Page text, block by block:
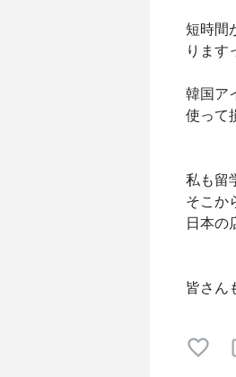
短時間
ります
韓国ア
使って
私も留
そこか
日本の
皆さん